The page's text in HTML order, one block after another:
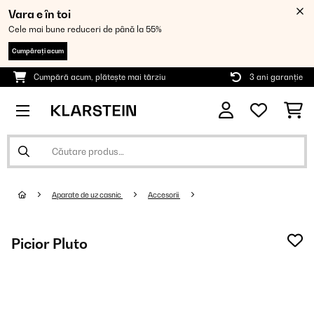
Vara e în toi
Cele mai bune reduceri de până la 55%
Cumpărați acum
Cumpără acum, plătește mai târziu 3 ani garanție
Aparate de uz casnic Accesorii
Picior Pluto